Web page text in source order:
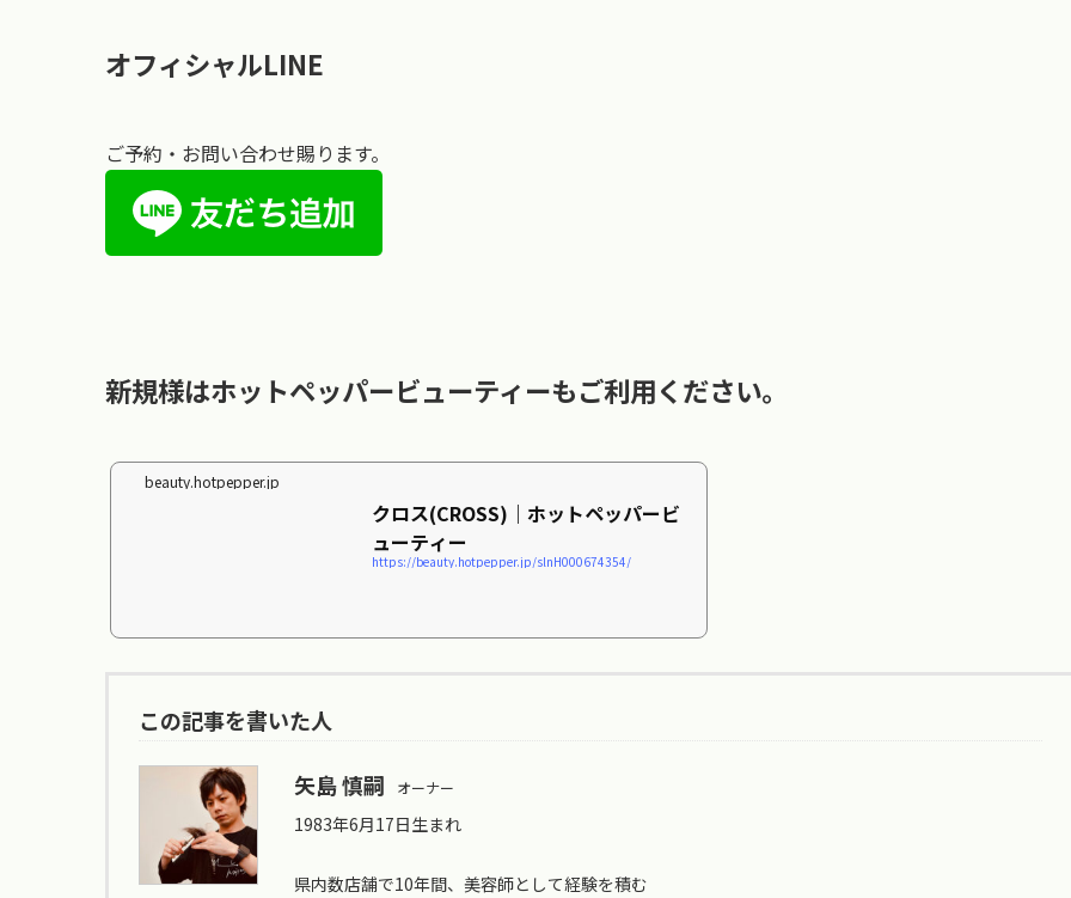
オフィシャルLINE
ご予約・お問い合わせ賜ります。
新規様はホットペッパービューティーもご利用ください。
beauty.hotpepper.jp
クロス(CROSS)｜ホットペッパービ
ューティー
https://beauty.hotpepper.jp/slnH000674354/
この記事を書いた人
矢島 慎嗣 オーナー
1983年6月17日生まれ
県内数店舗で10年間、美容師として経験を積む